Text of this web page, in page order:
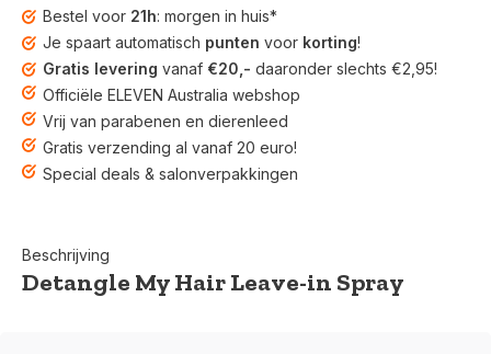
Bestel voor 21h: morgen in huis*
Je spaart automatisch punten voor korting!
Gratis levering vanaf €20,- daaronder slechts €2,95!
Officiële ELEVEN Australia webshop
Vrij van parabenen en dierenleed
Gratis verzending al vanaf 20 euro!
Special deals & salonverpakkingen
Beschrijving
Detangle My Hair Leave-in Spray